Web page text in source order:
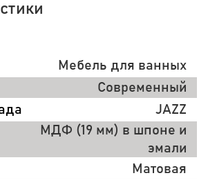
Мебель для ванных
Современный
JAZZ
МДФ (19 мм) в шпоне и
эмали
Матовая